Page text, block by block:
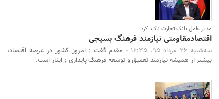
مدیر عامل بانک تجارت تاکید کرد
اقتصادمقاومتی نیازمند فرهنگ بسیجی
سه‌شنبه 26 مرداد 95، 16:35 -
مقدم گفت : امروز کشور در عرصه اقتصاد،
بیشتر از همیشه نیازمند تعمیق و توسعه فرهنگ پایداری و ایثار است.